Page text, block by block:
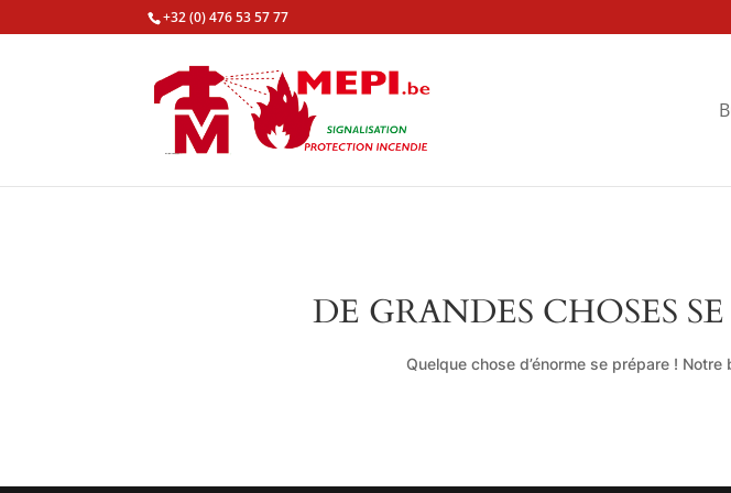
+32 (0) 476 53 57 77
DE GRANDES CHOSES
Quelque chose d’énorme se prépare !